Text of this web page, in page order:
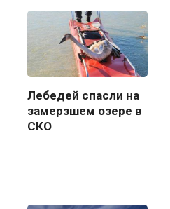
Лебедей спасли на
замерзшем озере в
СКО